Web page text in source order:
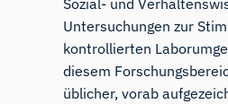
Sozial- und
Untersuchungen zur
kontrollierten
diesem
üblicher, vorab